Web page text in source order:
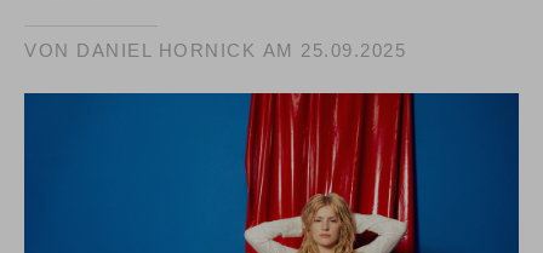
VON DANIEL HORNICK AM 25.09.2025